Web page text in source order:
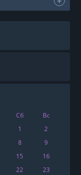
Сб
Вс
1
2
8
9
15
16
22
23